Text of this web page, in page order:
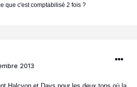
que c'est comptabilisé 2 fois ?
2013